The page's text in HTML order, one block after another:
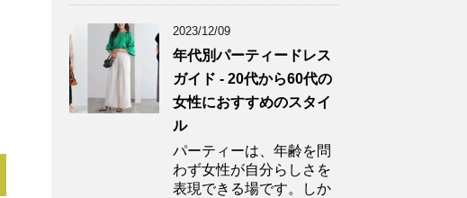
2023/12/09
年代別パーティードレス
ガイド - 20代から60代の
女性におすすめのスタイ
ル
パーティーは、年齢を問
わず女性が自分らしさを
表現できる場です。しか